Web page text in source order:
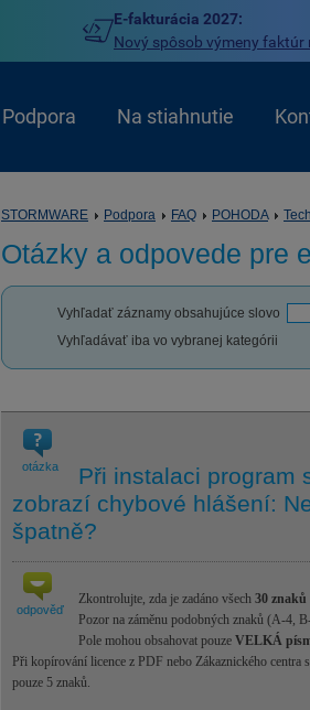
E-fakturácia 2027:
Nový spôsob výmeny
Podpora Na stiahnutie
STORMWARE Podpora FAQ POHODA
Otázky a odpovede pre
Vyhľadať záznamy obsahujúce slovo
Vyhľadávať iba vo vybranej kategórii
otázka
Při instalaci program
zobrazí chybové hlášení:
špatně?
odpověď
Zkontrolujte, zda je zadáno všech 30 znaků
Pozor na záměnu podobných znaků (A-4,
Pole mohou obsahovat pouze VELKÁ
Při kopírování licence z PDF nebo Zákaznického centra
pouze 5 znaků.